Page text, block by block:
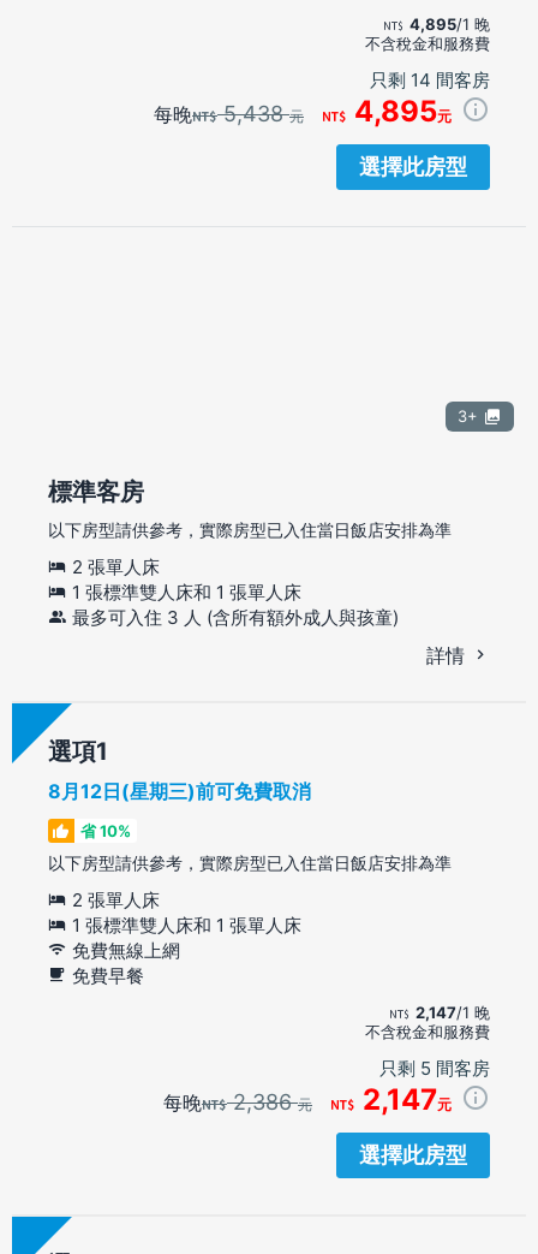
4,895/1 晚
不含稅金和服務費
只剩 14 間客房
每晚 5,438元 4,895元
選擇此房型
3+
標準客房
以下房型請供參考，實際房型已入住當日飯店安排為準
2 張單人床
1 張標準雙人床和 1 張單人床
最多可入住 3 人 (含所有額外成人與孩童)
詳情
選項
8月12日(星期三)前可免費取消
省 10%
以下房型請供參考，實際房型已入住當日飯店安排為準
2 張單人床
1 張標準雙人床和 1 張單人床
免費無線上網
免費早餐
2,147/1 晚
不含稅金和服務費
只剩 5 間客房
每晚 2,386元 2,147元
選擇此房型